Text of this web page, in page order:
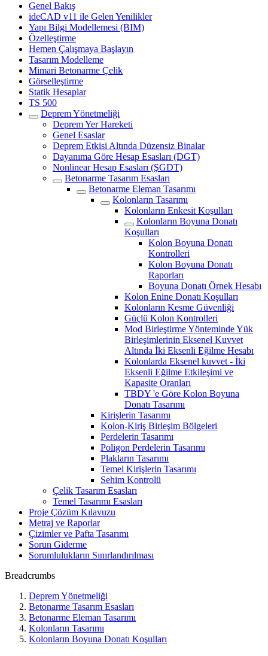
Genel Bakış
ideCAD v11 ile Gelen Yenilikler
Yapı Bilgi Modellemesi (BIM)
Özelleştirme
Hemen Çalışmaya Başlayın
Tasarım Modelleme
Mimari Betonarme Çelik
Görselleştirme
Statik Hesaplar
TS 500
Deprem Yönetmeliği
Deprem Yer Hareketi
Genel Esaslar
Deprem Etkisi Altında Düzensiz Binalar
Dayanıma Göre Hesap Esasları (DGT)
Nonlinear Hesap Esasları (ŞGDT)
Betonarme Tasarım Esasları
Betonarme Eleman Tasarımı
Kolonların Tasarımı
Kolonların Enkesit Koşulları
Kolonların Boyuna Donatı
Koşulları
Kolon Boyuna Donatı
Kontrolleri
Kolon Boyuna Donatı
Raporları
Boyuna Donatı Örnek Hesabı
Kolon Enine Donatı Koşulları
Kolonların Kesme Güvenliği
Güçlü Kolon Kontrolleri
Mod Birleştirme Yönteminde Yük
Birleşimlerinin Eksenel Kuvvet
Altında İki Eksenli Eğilme Hesabı
Kolonlarda Eksenel kuvvet - İki
Eksenli Eğilme Etkileşimi ve
Kapasite Oranları
TBDY 'e Göre Kolon Boyuna
Donatı Tasarımı
Kirişlerin Tasarımı
Kolon-Kiriş Birleşim Bölgeleri
Perdelerin Tasarımı
Poligon Perdelerin Tasarımı
Plakların Tasarımı
Temel Kirişlerin Tasarımı
Sehim Kontrolü
Çelik Tasarım Esasları
Temel Tasarımı Esasları
Proje Çözüm Kılavuzu
Metraj ve Raporlar
Çizimler ve Pafta Tasarımı
Sorun Giderme
Sorumlulukların Sınırlandırılması
Breadcrumbs
Deprem Yönetmeliği
Betonarme Tasarım Esasları
Betonarme Eleman Tasarımı
Kolonların Tasarımı
Kolonların Boyuna Donatı Koşulları